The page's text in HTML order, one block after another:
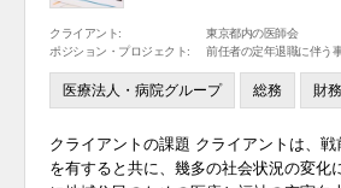
クライアント:
東京都内の医師会
ポジション・プロジェクト:
前任者の定年退職に伴う
医療法人・病院グループ 総務 財
クライアントの課題 クライアントは、
を有すると共に、幾多の社会状況の変化